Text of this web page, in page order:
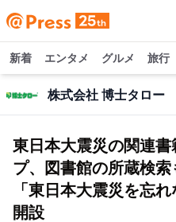
新着 エンタメ グルメ 旅行
株式会社 博士タロー
東日本大震災の関連
プ、図書館の所蔵検
「東日本大震災を忘
開設